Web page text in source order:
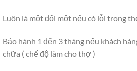
Luôn là một đổi một nếu có lỗi trong
Bảo hành 1 đến 3 tháng nếu khách
chữa ( chế độ làm cho thợ )